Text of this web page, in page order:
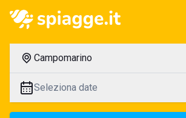
Campomarino
Seleziona date